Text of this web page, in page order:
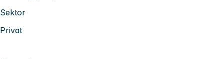
Sektor
Privat